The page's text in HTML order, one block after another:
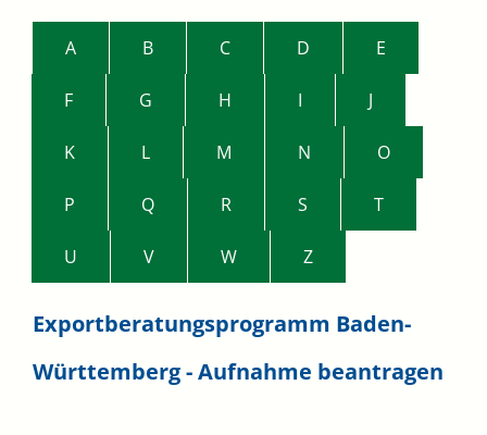
A B C D E
F G H I J
K L M N O
P Q R S T
U V W Z
Exportberatungsprogramm Baden-
Württemberg - Aufnahme beantragen